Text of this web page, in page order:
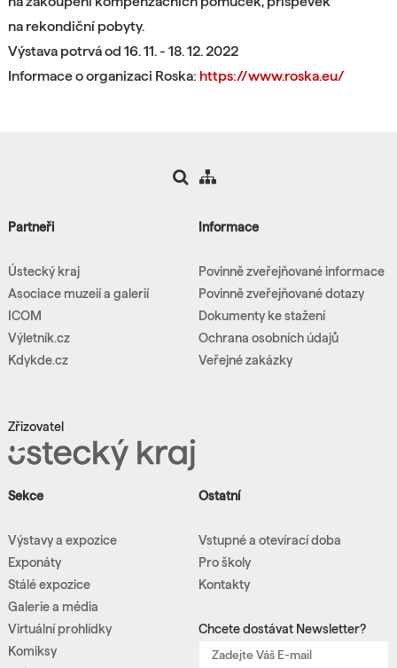
na rekondiční pobyty.
Výstava potrvá od 16. 11. - 18. 12. 2022
Informace o organizaci Roska: https://www.roska.eu/
Partneři
Ústecký kraj
Asociace muzeií a galerií
ICOM
Výletník.cz
Kdykde.cz
Zřizovatel
Informace
Povinně zveřejňované informace
Povinně zveřejňované dotazy
Dokumenty ke stažení
Ochrana osobních údajů
Veřejné zakázky
Sekce
Výstavy a expozice
Exponáty
Stálé expozice
Galerie a média
Virtuální prohlídky
Komiksy
Ostatní
Vstupné a otevírací doba
Pro školy
Kontakty
Chcete dostávat Newsletter?